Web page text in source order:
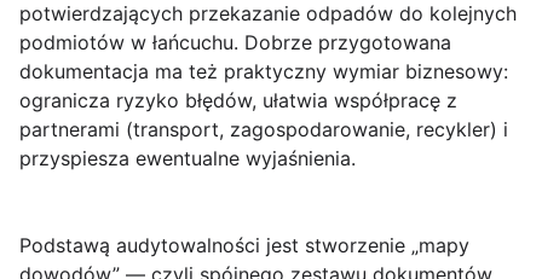
potwierdzających przekazanie odpadów do kolejnych
podmiotów w łańcuchu. Dobrze przygotowana
dokumentacja ma też praktyczny wymiar biznesowy:
ogranicza ryzyko błędów, ułatwia współpracę z
partnerami (transport, zagospodarowanie, recykler) i
przyspiesza ewentualne wyjaśnienia.
Podstawą audytowalności jest stworzenie „mapy